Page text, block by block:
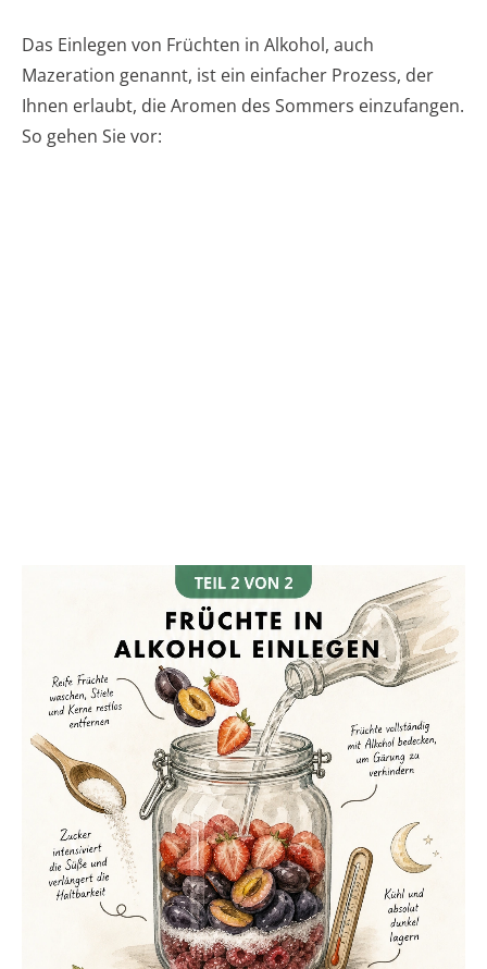
Das Einlegen von Früchten in Alkohol, auch
Mazeration genannt, ist ein einfacher Prozess, der
Ihnen erlaubt, die Aromen des Sommers einzufangen.
So gehen Sie vor: